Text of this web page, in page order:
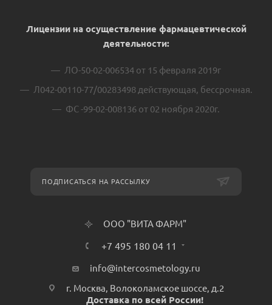
Лицензии на осуществление фармацевтической
деятельности:
ЛО-50-02-006534 от 15 февраля 2019г
Л042-00110-77/00283498 действующая, бессрочная.
ФС -99-02-008136 от 02 ноября 2020г.
ПОДПИСАТЬСЯ НА РАССЫЛКУ
ООО "ВИТА ФАРМ"
+7 495 180 04 11
info@intercosmetology.ru
г. Москва, Волоколамское шоссе, д.2
Доставка по всей России!